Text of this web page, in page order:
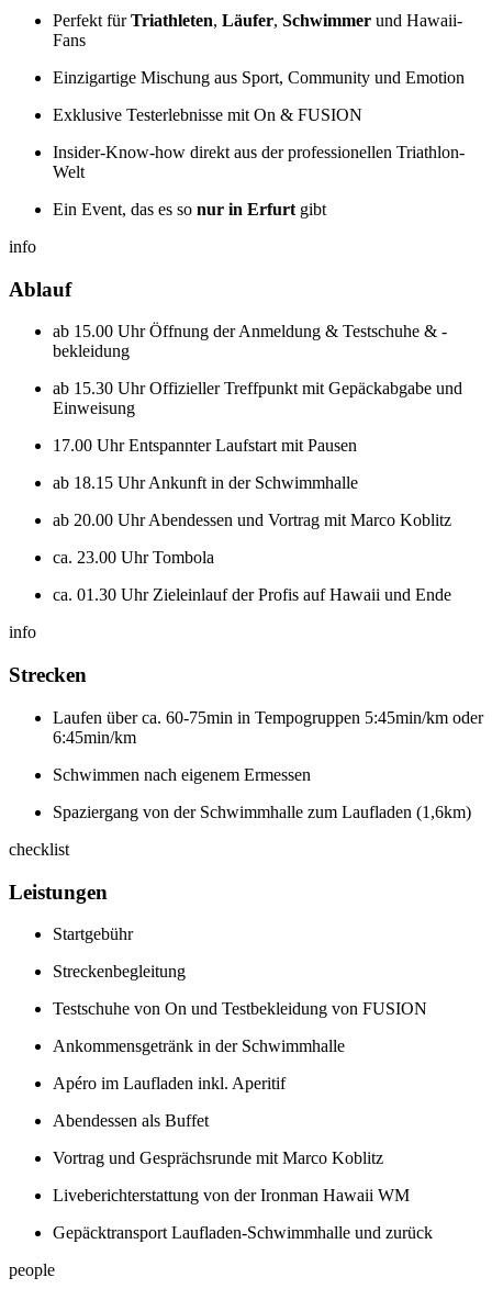
Perfekt fürTriathleten, Läufer, Schwimmer und Hawaii-
Fans
Einzigartige Mischung aus Sport, Community und Emotion
Exklusive Testerlebnisse mit On & FUSION
Insider-Know-how direkt aus der professionellen Triathlon-
Welt
Ein Event, das es so nur in Erfurt gibt
info
Ablauf
ab 15.00 Uhr Öffnung der Anmeldung & Testschuhe & -
bekleidung
ab 15.30 Uhr Offizieller Treffpunkt mit Gepäckabgabe und
Einweisung
17.00 Uhr Entspannter Laufstart mit Pausen
ab 18.15 Uhr Ankunft in der Schwimmhalle
ab 20.00 Uhr Abendessen und Vortrag mit Marco Koblitz
ca. 23.00 Uhr Tombola
ca. 01.30 Uhr Zieleinlauf der Profis auf Hawaii und Ende
info
Strecken
Laufen über ca. 60-75min in Tempogruppen 5:45min/km oder
6:45min/km
Schwimmen nach eigenem Ermessen
Spaziergang von der Schwimmhalle zum Laufladen (1,6km)
checklist
Leistungen
Startgebühr
Streckenbegleitung
Testschuhe von On und Testbekleidung von FUSION
Ankommensgetränk in der Schwimmhalle
Apéro im Laufladen inkl. Aperitif
Abendessen als Buffet
Vortrag und Gesprächsrunde mit Marco Koblitz
Liveberichterstattung von der Ironman Hawaii WM
Gepäcktransport Laufladen-Schwimmhalle und zurück
people